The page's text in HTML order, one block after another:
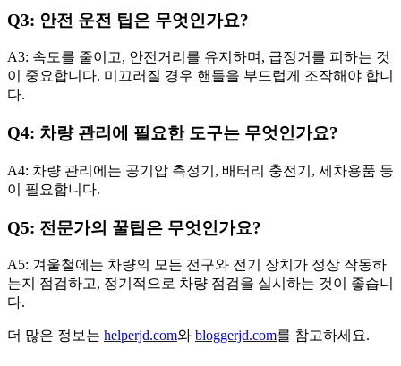
Q3: 안전 운전 팁은 무엇인가요?
A3: 속도를 줄이고, 안전거리를 유지하며, 급정거를 피하는 것
이 중요합니다. 미끄러질 경우 핸들을 부드럽게 조작해야 합니
다.
Q4: 차량 관리에 필요한 도구는 무엇인가요?
A4: 차량 관리에는 공기압 측정기, 배터리 충전기, 세차용품 등
이 필요합니다.
Q5: 전문가의 꿀팁은 무엇인가요?
A5: 겨울철에는 차량의 모든 전구와 전기 장치가 정상 작동하
는지 점검하고, 정기적으로 차량 점검을 실시하는 것이 좋습니
다.
더 많은 정보는 helperjd.com와 bloggerjd.com를 참고하세요.